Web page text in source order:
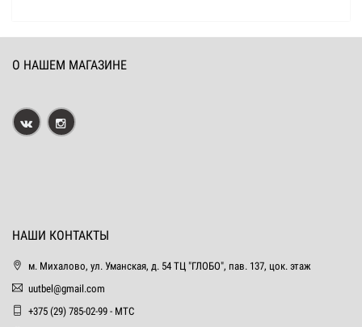
О НАШЕМ МАГАЗИНЕ
НАШИ КОНТАКТЫ
м. Михалово, ул. Уманская, д. 54 ТЦ "ГЛОБО", пав. 137, цок. этаж
uutbel@gmail.com
+375 (29) 785-02-99 - МТС